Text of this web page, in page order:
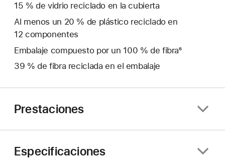
15 % de vidrio reciclado en la cubierta
Al menos un 20 % de plástico reciclado en
12 componentes
Embalaje compuesto por un 100 % de fibra⁶
39 % de fibra reciclada en el embalaje
Prestaciones
Especificaciones